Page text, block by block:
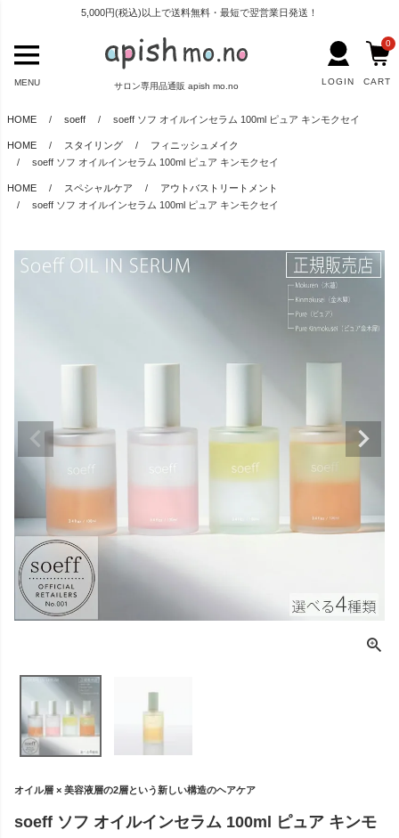
5,000円(税込)以上で送料無料・最短で翌営業日発送！
サロン専用品通販 apish mo.no
MENU LOGIN CART
0
HOME soeff soeff ソフ オイルインセラム 100ml ピュア キンモクセイ
HOME スタイリング
フィニッシュメイク
soeff ソフ オイルインセラム 100ml ピュア キンモクセイ
HOME スペシャルケア
アウトバストリートメント
soeff ソフ オイルインセラム 100ml ピュア キンモクセイ
オイル層 × 美容液層の2層という新しい構造のヘアケア
soeff ソフ オイルインセラム 100ml ピュア キンモ